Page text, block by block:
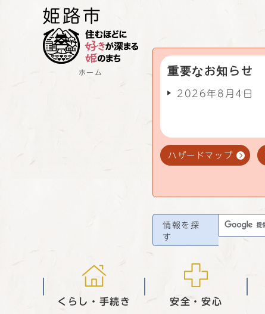
ホーム 重要なお知らせ
2026年8月4日
ハザードマップ
情報を探
す
くらし・手続き 安全・安心